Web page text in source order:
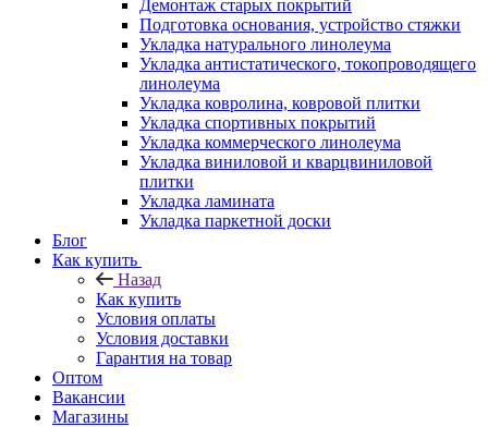
Демонтаж старых покрытий
Подготовка основания, устройство стяжки
Укладка натурального линолеума
Укладка антистатического, токопроводящего
линолеума
Укладка ковролина, ковровой плитки
Укладка спортивных покрытий
Укладка коммерческого линолеума
Укладка виниловой и кварцвиниловой
плитки
Укладка ламината
Укладка паркетной доски
Блог
Как купить
Назад
Как купить
Условия оплаты
Условия доставки
Гарантия на товар
Оптом
Вакансии
Магазины